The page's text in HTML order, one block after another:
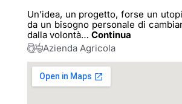
Un’idea, un progetto, forse un
da un bisogno personale di
dalla volontà… Continua
Azienda Agricola